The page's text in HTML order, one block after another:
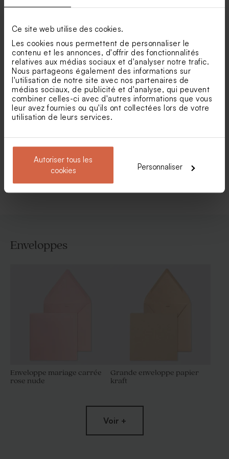
Ce site web utilise des cookies.
Les cookies nous permettent de personnaliser le
contenu et les annonces, d'offrir des fonctionnalités
relatives aux médias sociaux et d'analyser notre trafic.
Nous partageons également des informations sur
l'utilisation de notre site avec nos partenaires de
médias sociaux, de publicité et d'analyse, qui peuvent
combiner celles-ci avec d'autres informations que vous
leur avez fournies ou qu'ils ont collectées lors de votre
utilisation de leurs services.
Autoriser tous les
cookies
Personnaliser
blanc
calque et ruban
carton d'invitation
Voir toute la collection Faire-part mariage
Enveloppes
Enveloppe mariage carrée
rose nude
Grande enveloppe papier
kraft
Voir +